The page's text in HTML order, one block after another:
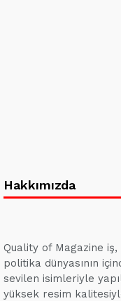
Hakkımızda
Quality of Magazine
politika dünyasının
sevilen isimleriyle
yüksek resim